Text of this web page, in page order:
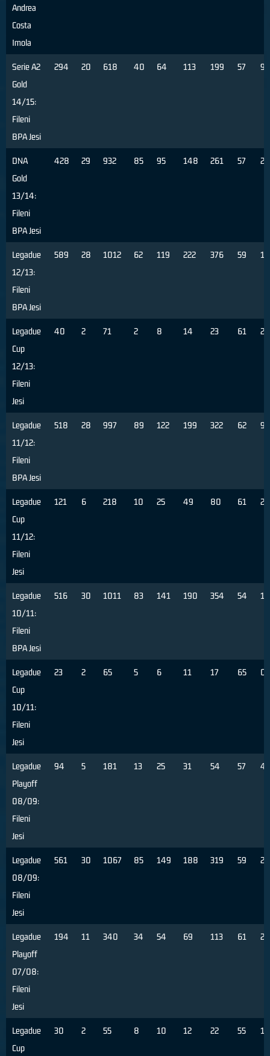
Andrea
Costa
Imola
Serie A2
Gold
14/15:
Fileni
BPA Jesi
294 20 618 40 64 113 199 57 9
DNA
Gold
13/14:
Fileni
BPA Jesi
428 29 932 85 95 148 261 57 22
Legadue
12/13:
Fileni
BPA Jesi
589 28 1012 62 119 222 376 59 15
Legadue
Cup
12/13:
Fileni
Jesi
40 2 71 2 8 14 23 61 2
Legadue
11/12:
Fileni
BPA Jesi
518 28 997 89 122 199 322 62 9
Legadue
Cup
11/12:
Fileni
Jesi
121 6 218 10 25 49 80 61 2
Legadue
10/11:
Fileni
BPA Jesi
516 30 1011 83 141 190 354 54 13
Legadue
Cup
10/11:
Fileni
Jesi
23 2 65 5 6 11 17 65 0
Legadue
Playoff
08/09:
Fileni
Jesi
94 5 181 13 25 31 54 57 4
Legadue
08/09:
Fileni
Jesi
561 30 1067 85 149 188 319 59 29
Legadue
Playoff
07/08:
Fileni
Jesi
194 11 340 34 54 69 113 61 2
Legadue
Cup
30 2 55 8 10 12 22 55 1